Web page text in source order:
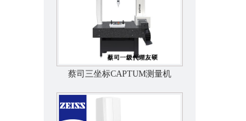
蔡司三坐标CAPTUM测量机